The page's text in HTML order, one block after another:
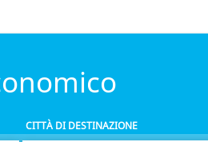
CITTÀ DI DESTINAZIONE